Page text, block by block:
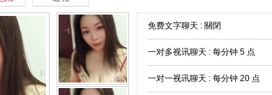
免费文字聊天 : 關閉
一对多视讯聊天 : 每分钟 5 点
一对一视讯聊天 : 每分钟 20 点